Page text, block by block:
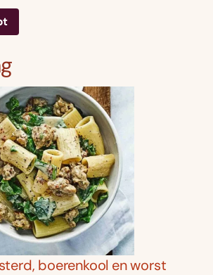
boerenkool en worst